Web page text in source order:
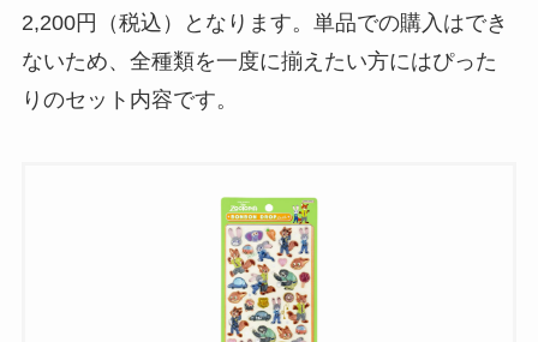
2,200円（税込）となります。単品での購入はでき
ないため、全種類を一度に揃えたい方にはぴった
りのセット内容です。